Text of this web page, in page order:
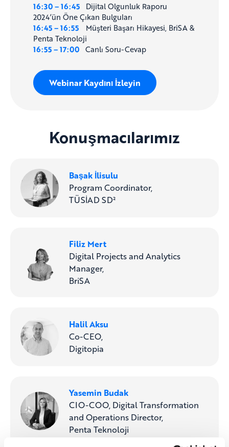
16:30 – 16:45 Dijital Olgunluk Raporu
2024’ün Öne Çıkan Bulguları
16:45 – 16:55 Müşteri Başarı Hikayesi, BriSA &
Penta Teknoloji
16:55 – 17:00 Canlı Soru-Cevap
Webinar Kaydını İzleyin
Konuşmacılarımız
Başak İlisulu
Program Coordinator,
TÜSİAD SD²
Filiz Mert
Digital Projects and Analytics
Manager,
BriSA
Halil Aksu
Co-CEO,
Digitopia
Yasemin Budak
CIO-COO, Digital Transformation
and Operations Director,
Penta Teknoloji